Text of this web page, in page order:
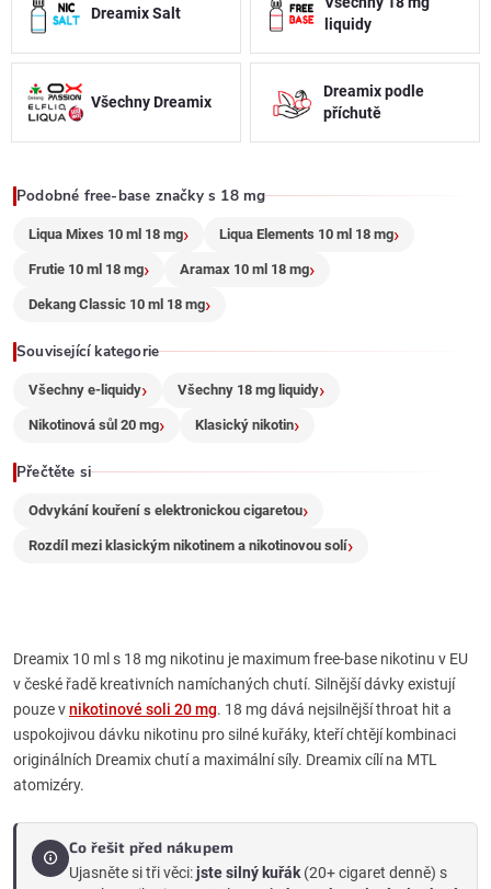
c
p
r
v
k
y
v
ý
p
i
Dreamix Salt
liquidy
Všechny Dreamix
Dreamix podle
příchutě
Podobné free-base značky s 18 mg
Liqua Mixes 10 ml 18 mg Liqua Elements 10 ml 18 mg
Frutie 10 ml 18 mg Aramax 10 ml 18 mg
Dekang Classic 10 ml 18 mg
Související kategorie
Všechny e-liquidy Všechny 18 mg liquidy
Nikotinová sůl 20 mg Klasický nikotin
Přečtěte si
Odvykání kouření s elektronickou cigaretou
Rozdíl mezi klasickým nikotinem a nikotinovou solí
Dreamix 10 ml s 18 mg nikotinu je maximum free-base nikotinu v EU
v české řadě kreativních namíchaných chutí. Silnější dávky existují
pouze vnikotinové soli 20 mg. 18 mg dává nejsilnější throat hit a
uspokojivou dávku nikotinu pro silné kuřáky, kteří chtějí kombinaci
originálních Dreamix chutí a maximální síly. Dreamix cílí na MTL
atomizéry.
Co řešit před nákupem
Ujasněte si tři věci:jste silný kuřák (20+ cigaret denně) s